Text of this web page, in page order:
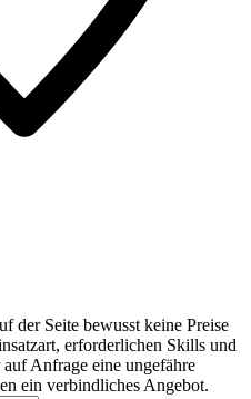
der Seite bewusst keine Preise
erforderlichen Skills und
Anfrage eine ungefähre
ein verbindliches Angebot.